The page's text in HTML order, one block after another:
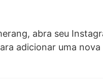
abra seu
adicionar uma